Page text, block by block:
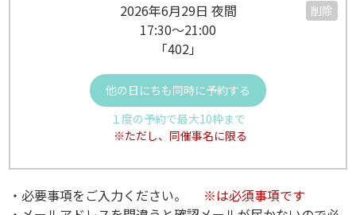
2026年6月29日 夜間
17:30～21:00
「402」
削除
他の日にちも同時に予約する
１度の予約で最大10枠まで
※ただし、同催事名に限る
・必要事項をご入力ください。
※は必須事項です